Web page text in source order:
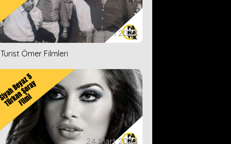
05 Nisan 2023
Turist Ömer Filmleri
24 Mart 2023